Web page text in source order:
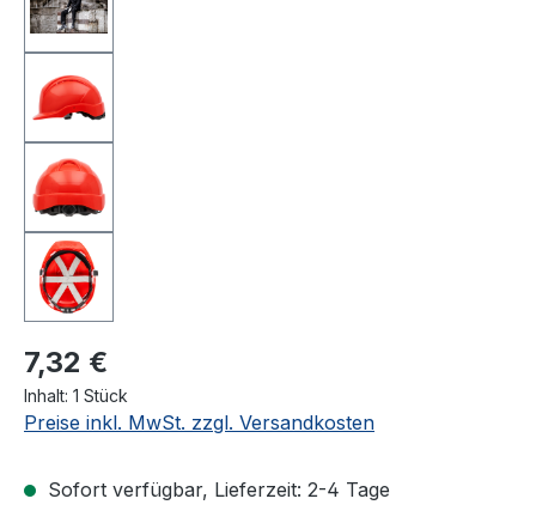
7,32 €
Inhalt: 1 Stück
Preise inkl. MwSt. zzgl. Versandkosten
Sofort verfügbar, Lieferzeit: 2-4 Tage